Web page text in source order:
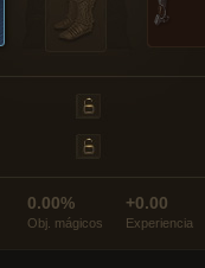
0.00%
Obj. mágicos
+0.00
Experiencia